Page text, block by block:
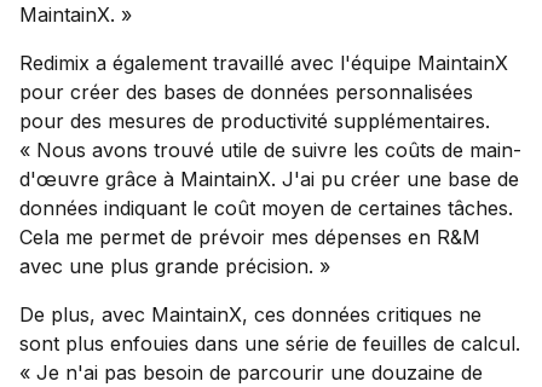
MaintainX. »
Redimix a également travaillé avec l'équipe MaintainX
pour créer des bases de données personnalisées
pour des mesures de productivité supplémentaires.
« Nous avons trouvé utile de suivre les coûts de main-
d'œuvre grâce à MaintainX. J'ai pu créer une base de
données indiquant le coût moyen de certaines tâches.
Cela me permet de prévoir mes dépenses en R&M
avec une plus grande précision. »
De plus, avec MaintainX, ces données critiques ne
sont plus enfouies dans une série de feuilles de calcul.
« Je n'ai pas besoin de parcourir une douzaine de